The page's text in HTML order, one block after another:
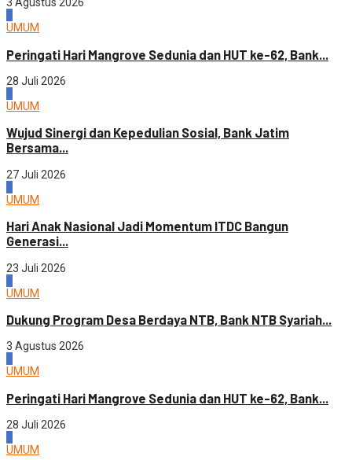
3 Agustus 2026
UMUM
Peringati Hari Mangrove Sedunia dan HUT ke-62, Bank...
28 Juli 2026
UMUM
Wujud Sinergi dan Kepedulian Sosial, Bank Jatim
Bersama...
27 Juli 2026
UMUM
Hari Anak Nasional Jadi Momentum ITDC Bangun
Generasi...
23 Juli 2026
UMUM
Dukung Program Desa Berdaya NTB, Bank NTB Syariah...
3 Agustus 2026
UMUM
Peringati Hari Mangrove Sedunia dan HUT ke-62, Bank...
28 Juli 2026
UMUM